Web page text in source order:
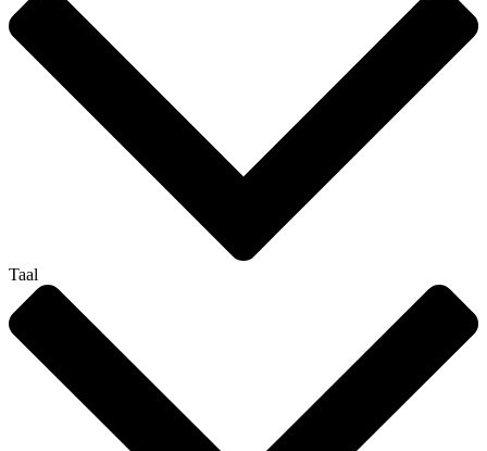
Taal